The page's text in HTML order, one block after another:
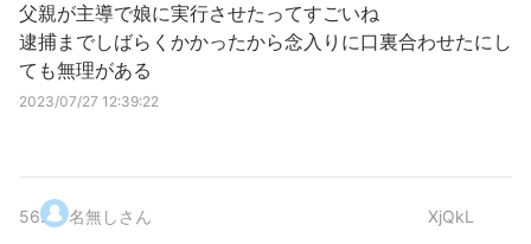
父親が主導で娘に実行させたってすごいね
逮捕までしばらくかかったから念入りに口裏合わせたにし
ても無理がある
2023/07/27 12:39:22
56. 名無しさん XjQkL